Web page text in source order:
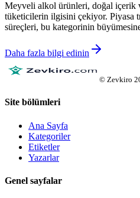
Meyveli alkol ürünleri, doğal içerik
tüketicilerin ilgisini çekiyor. Piyasa
süreçleri, bu kategorinin
Daha fazla bilgi edinin
© Zevkiro
Site bölümleri
Ana Sayfa
Kategoriler
Etiketler
Yazarlar
Genel sayfalar